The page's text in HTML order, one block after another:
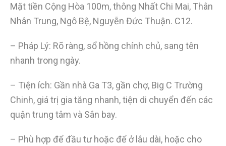
Mặt tiền Cộng Hòa 100m, thông Nhất Chi Mai, Thân
Nhân Trung, Ngô Bệ, Nguyễn Đức Thuận. C12.
– Pháp Lý: Rõ ràng, sổ hồng chính chủ, sang tên
nhanh trong ngày.
– Tiện ích: Gần nhà Ga T3, gần chợ, Big C Trường
Chinh, giá trị gia tăng nhanh, tiện di chuyển đến các
quận trung tâm và Sân bay.
– Phù hợp để đầu tư hoặc để ở lâu dài, hoặc cho